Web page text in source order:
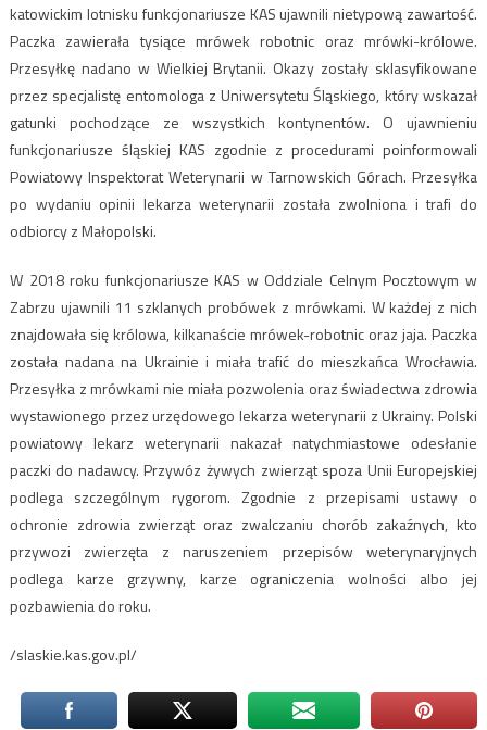
katowickim lotnisku funkcjonariusze KAS ujawnili nietypową zawartość.
Paczka zawierała tysiące mrówek robotnic oraz mrówki-królowe.
Przesyłkę nadano w Wielkiej Brytanii. Okazy zostały sklasyfikowane
przez specjalistę entomologa z Uniwersytetu Śląskiego, który wskazał
gatunki pochodzące ze wszystkich kontynentów. O ujawnieniu
funkcjonariusze śląskiej KAS zgodnie z procedurami poinformowali
Powiatowy Inspektorat Weterynarii w Tarnowskich Górach. Przesyłka
po wydaniu opinii lekarza weterynarii została zwolniona i trafi do
odbiorcy z Małopolski.
W 2018 roku funkcjonariusze KAS w Oddziale Celnym Pocztowym w
Zabrzu ujawnili 11 szklanych probówek z mrówkami. W każdej z nich
znajdowała się królowa, kilkanaście mrówek-robotnic oraz jaja. Paczka
została nadana na Ukrainie i miała trafić do mieszkańca Wrocławia.
Przesyłka z mrówkami nie miała pozwolenia oraz świadectwa zdrowia
wystawionego przez urzędowego lekarza weterynarii z Ukrainy. Polski
powiatowy lekarz weterynarii nakazał natychmiastowe odesłanie
paczki do nadawcy. Przywóz żywych zwierząt spoza Unii Europejskiej
podlega szczególnym rygorom. Zgodnie z przepisami ustawy o
ochronie zdrowia zwierząt oraz zwalczaniu chorób zakaźnych, kto
przywozi zwierzęta z naruszeniem przepisów weterynaryjnych
podlega karze grzywny, karze ograniczenia wolności albo jej
pozbawienia do roku.
/slaskie.kas.gov.pl/